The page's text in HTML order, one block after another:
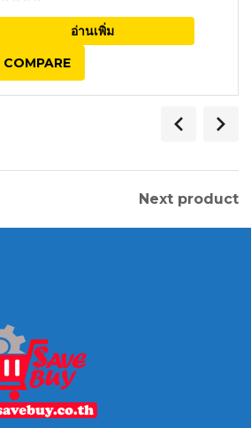
อ่านเพิ่ม
COMPARE
Next product